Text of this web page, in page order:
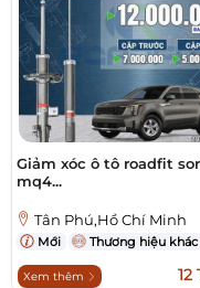
Giảm xóc ô tô roadfit
mq4...
Tân Phú,Hồ Chí Minh
Mới Thương hiệu khác
Xem thêm 12